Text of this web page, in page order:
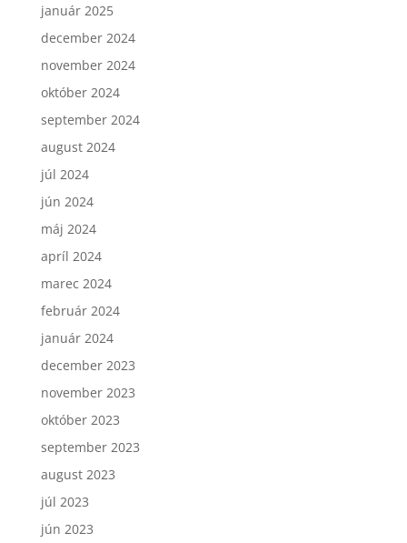
január 2025
december 2024
november 2024
október 2024
september 2024
august 2024
júl 2024
jún 2024
máj 2024
apríl 2024
marec 2024
február 2024
január 2024
december 2023
november 2023
október 2023
september 2023
august 2023
júl 2023
jún 2023